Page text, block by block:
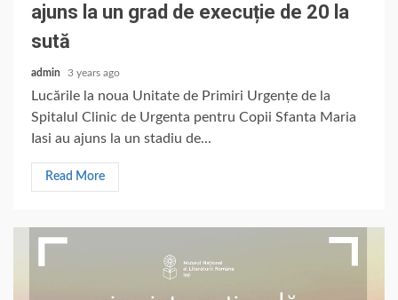
ajuns la un grad de execuție de 20 la
sută
admin 3 years ago
Lucările la noua Unitate de Primiri Urgențe de la
Spitalul Clinic de Urgenta pentru Copii Sfanta Maria
Iasi au ajuns la un stadiu de...
Read More